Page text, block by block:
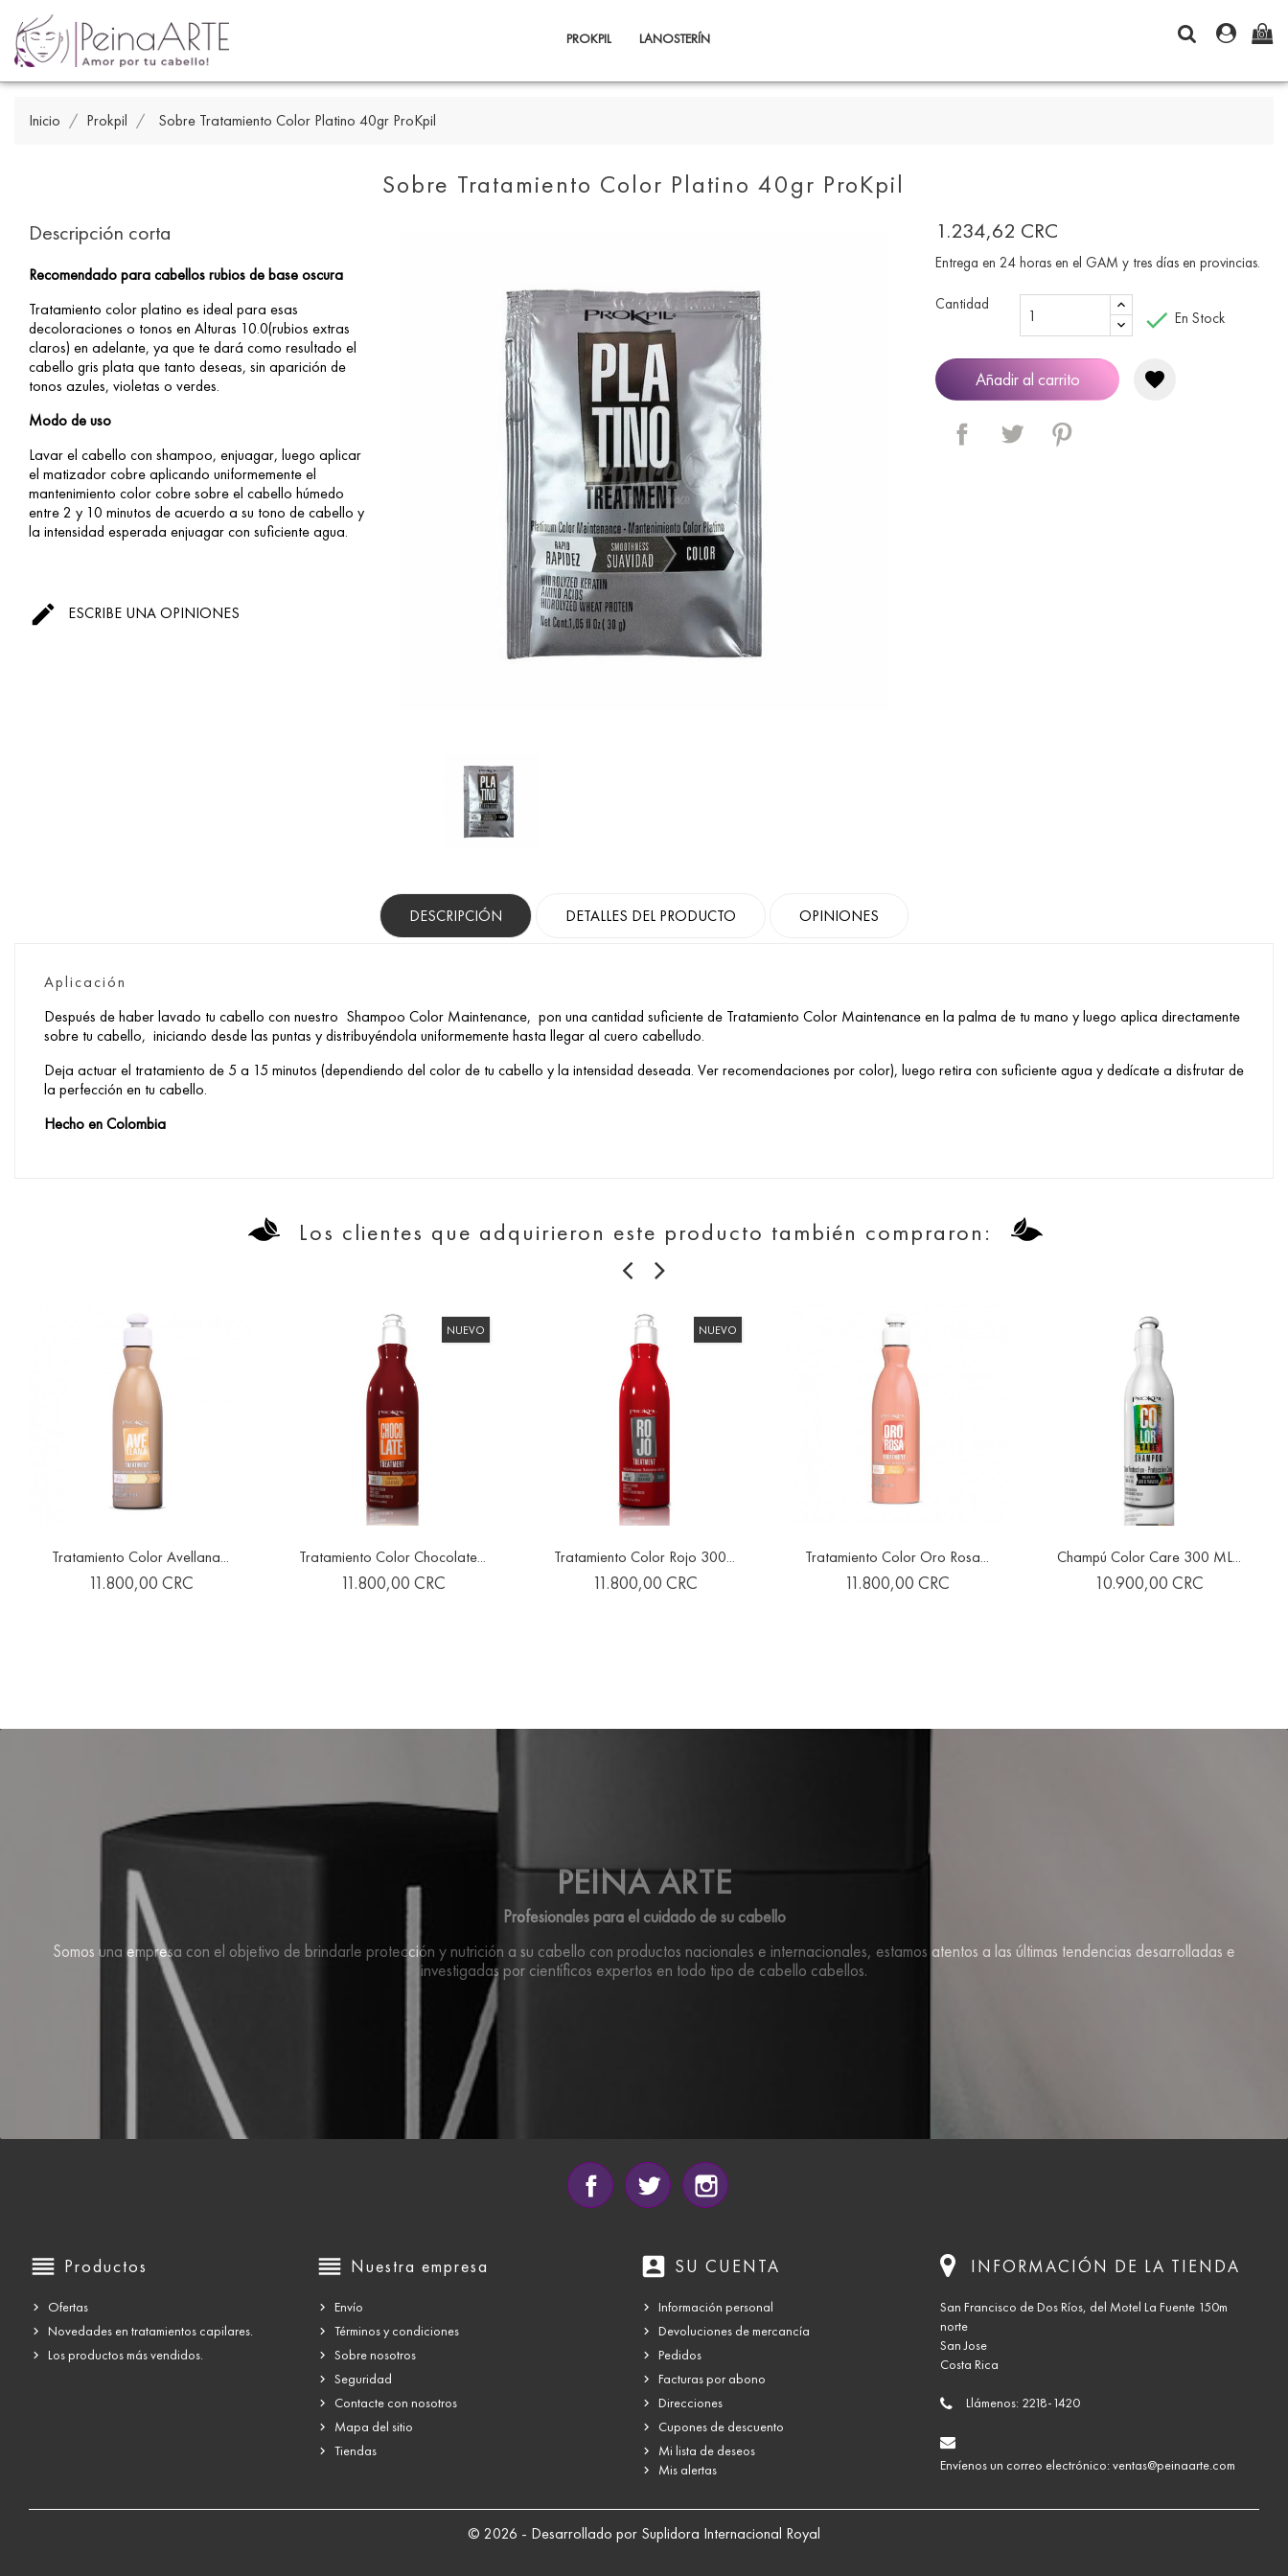
PROKPIL LANOSTERÍN (0)
Inicio Prokpil Sobre Tratamiento Color Platino 40gr ProKpil
Descripción corta
Recomendado para cabellos rubios de base oscura
Tratamiento color platino es ideal para esas
decoloraciones o tonos en Alturas 10.0(rubios extras
claros) en adelante, ya que te dará como resultado el
cabello gris plata que tanto deseas, sin aparición de
tonos azules, violetas o verdes.
Modo de uso
Lavar el cabello con shampoo, enjuagar, luego aplicar
el matizador cobre aplicando uniformemente el
mantenimiento color cobre sobre el cabello húmedo
entre 2 y 10 minutos de acuerdo a su tono de cabello y
la intensidad esperada enjuagar con suficiente agua.
 ESCRIBE UNA OPINIONES
Sobre Tratamiento Color Platino 40gr ProKpil
1.234,62 CRC
Entrega en 24 horas en el GAM y tres días en provincias.
Cantidad
Añadir al carrito favorite
 En Stock
DESCRIPCIÓN DETALLES DEL PRODUCTO OPINIONES
Aplicación
Después de haber lavado tu cabello con nuestro Shampoo Color Maintenance, pon una cantidad suficiente de Tratamiento Color Maintenance en la palma de tu mano y luego aplica directamente
sobre tu cabello, iniciando desde las puntas y distribuyéndola uniformemente hasta llegar al cuero cabelludo.
Deja actuar el tratamiento de 5 a 15 minutos (dependiendo del color de tu cabello y la intensidad deseada. Ver recomendaciones por color), luego retira con suficiente agua y dedícate a disfrutar de
la perfección en tu cabello.
Hecho en Colombia
Los clientes que adquirieron este producto también compraron:
Tratamiento Color Avellana...
Precio
11.800,00 CRC
 favorite
NUEVO
Tratamiento Color Chocolate...
Precio
11.800,00 CRC
 favorite
NUEVO
Tratamiento Color Rojo 300...
Precio
11.800,00 CRC
 favorite Tratamiento Color Oro Rosa...
Precio
11.800,00 CRC
 favorite Champú Color Care 300 ML...
Precio
10.900,00 CRC
 favorite
PEINA ARTE
Profesionales para el cuidado de su cabello
Somos una empresa con el objetivo de brindarle protección y nutrición a su cabello con productos nacionales e internacionales, estamos atentos a las últimas tendencias desarrolladas e
investigadas por científicos expertos en todo tipo de cabello cabellos.
Facebook Twitter
reorder Productos
Ofertas
Novedades en tratamientos capilares.
Los productos más vendidos.
reorder Nuestra empresa
Envío
Términos y condiciones
Sobre nosotros
Seguridad
Contacte con nosotros
Mapa del sitio
Tiendas
account_box SU CUENTA
Información personal
Devoluciones de mercancía
Pedidos
Facturas por abono
Direcciones
Cupones de descuento
Mi lista de deseos
Mis alertas
INFORMACIÓN DE LA TIENDA
San Francisco de Dos Ríos, del Motel La Fuente 150m
norte
San Jose
Costa Rica
Llámenos: 2218-1420
Envíenos un correo electrónico:ventas@peinaarte.com
© 2026 - Desarrollado por Suplidora Internacional Royal